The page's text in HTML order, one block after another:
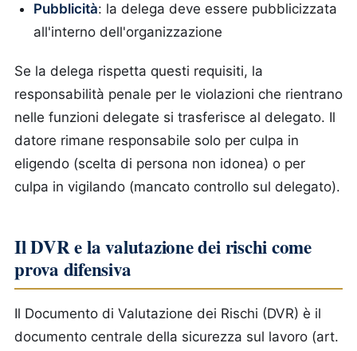
Pubblicità: la delega deve essere pubblicizzata
all'interno dell'organizzazione
Se la delega rispetta questi requisiti, la
responsabilità penale per le violazioni che rientrano
nelle funzioni delegate si trasferisce al delegato. Il
datore rimane responsabile solo per culpa in
eligendo (scelta di persona non idonea) o per
culpa in vigilando (mancato controllo sul delegato).
Il DVR e la valutazione dei rischi come
prova difensiva
Il Documento di Valutazione dei Rischi (DVR) è il
documento centrale della sicurezza sul lavoro (art.